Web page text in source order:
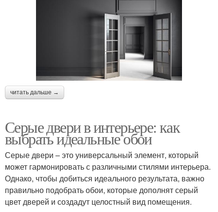
читать дальше →
Серые двери в интерьере: как
выбрать идеальные обои
Серые двери – это универсальный элемент, который
может гармонировать с различными стилями интерьера.
Однако, чтобы добиться идеального результата, важно
правильно подобрать обои, которые дополнят серый
цвет дверей и создадут целостный вид помещения.